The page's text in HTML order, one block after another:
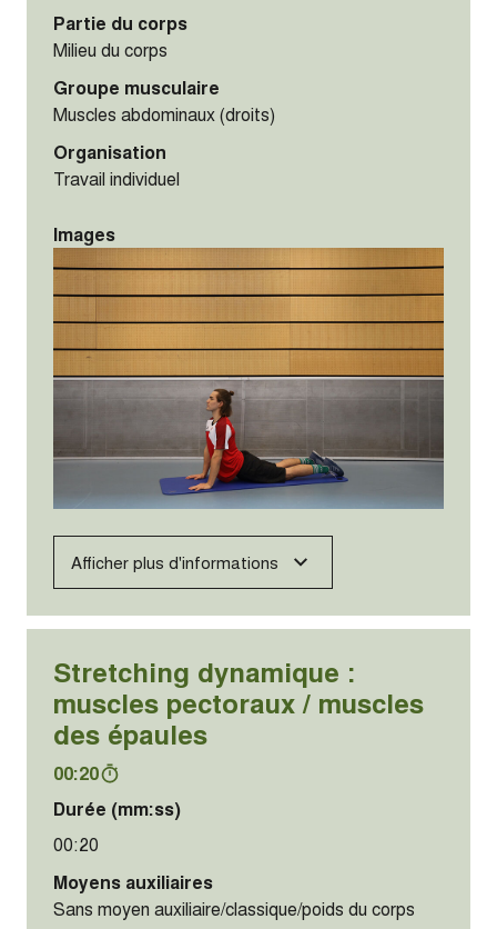
Partie du corps
Milieu du corps
Groupe musculaire
Muscles abdominaux (droits)
Organisation
Travail individuel
Images
Afficher plus d'informations
Stretching dynamique :
muscles pectoraux / muscles
des épaules
00:20
Durée (mm:ss)
00:20
Moyens auxiliaires
Sans moyen auxiliaire/classique/poids du corps